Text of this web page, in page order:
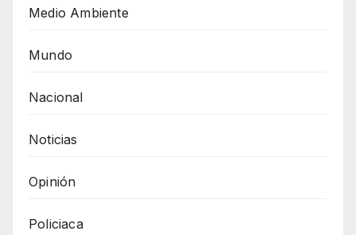
Medio Ambiente
Mundo
Nacional
Noticias
Opinión
Policiaca